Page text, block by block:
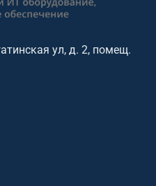
ул, д. 2, помещ.